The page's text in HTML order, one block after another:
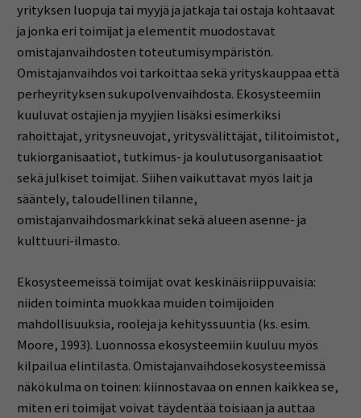
yrityksen luopuja tai myyjä ja jatkaja tai ostaja kohtaavat
ja jonka eri toimijat ja elementit muodostavat
omistajanvaihdosten toteutumisympäristön.
Omistajanvaihdos voi tarkoittaa sekä yrityskauppaa että
perheyrityksen sukupolvenvaihdosta. Ekosysteemiin
kuuluvat ostajien ja myyjien lisäksi esimerkiksi
rahoittajat, yritysneuvojat, yritysvälittäjät, tilitoimistot,
tukiorganisaatiot, tutkimus- ja koulutusorganisaatiot
sekä julkiset toimijat. Siihen vaikuttavat myös lait ja
sääntely, taloudellinen tilanne,
omistajanvaihdosmarkkinat sekä alueen asenne- ja
kulttuuri-ilmasto.
Ekosysteemeissä toimijat ovat keskinäisriippuvaisia:
niiden toiminta muokkaa muiden toimijoiden
mahdollisuuksia, rooleja ja kehityssuuntia (ks. esim.
Moore, 1993). Luonnossa ekosysteemiin kuuluu myös
kilpailua elintilasta. Omistajanvaihdosekosysteemissä
näkökulma on toinen: kiinnostavaa on ennen kaikkea se,
miten eri toimijat voivat täydentää toisiaan ja auttaa